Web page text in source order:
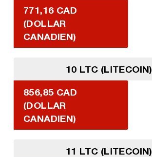
771,16 CAD
(DOLLAR
CANADIEN)
10 LTC (LITECOIN)
856,85 CAD
(DOLLAR
CANADIEN)
11 LTC (LITECOIN)